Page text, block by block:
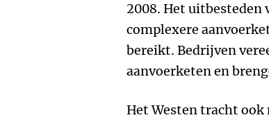
2008. Het uitbesteden
complexere
bereikt. Bedrijven
aanvoerketen en
Het Westen tracht